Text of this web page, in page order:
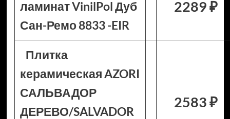
ламинат VinilPol Дуб
Сан-Ремо 8833 -EIR
2289 ₽
Плитка
керамическая AZORI
САЛЬВАДОР
ДЕРЕВО/SALVADOR
2583 ₽